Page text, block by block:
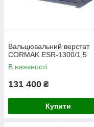
Вальцювальний верстат
CORMAK ESR-1300/1,5
В наявності
131 400 ₴
Купити